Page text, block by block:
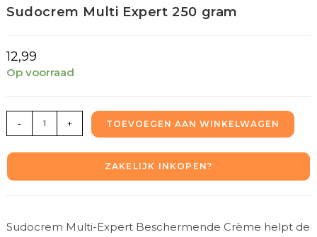
Sudocrem Multi Expert 250 gram
12,99
Op voorraad
- + TOEVOEGEN AAN WINKELWAGEN
ZAKELIJK INKOPEN?
Sudocrem Multi-Expert Beschermende Crème helpt de